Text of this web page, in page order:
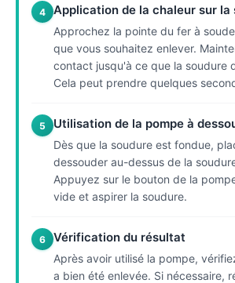
4 Application de la chaleur sur la
Approchez la pointe du fer à
que vous souhaitez enlever.
contact jusqu'à ce que la soudure
Cela peut prendre quelques
5 Utilisation de la pompe à
Dès que la soudure est fondue,
dessouder au-dessus de la
Appuyez sur le bouton de la
vide et aspirer la soudure.
6 Vérification du résultat
Après avoir utilisé la pompe,
a bien été enlevée. Si nécessaire,